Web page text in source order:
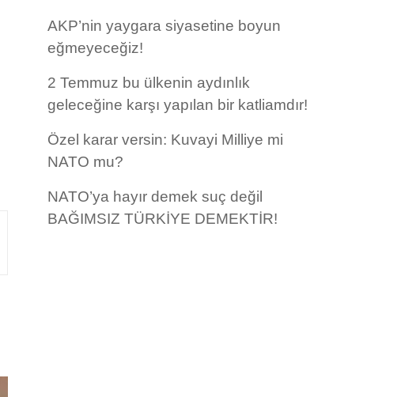
AKP’nin yaygara siyasetine boyun
eğmeyeceğiz!
2 Temmuz bu ülkenin aydınlık
geleceğine karşı yapılan bir katliamdır!
Özel karar versin: Kuvayi Milliye mi
NATO mu?
NATO’ya hayır demek suç değil
BAĞIMSIZ TÜRKİYE DEMEKTİR!